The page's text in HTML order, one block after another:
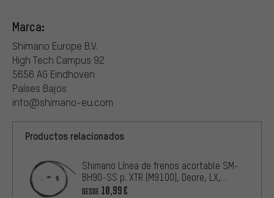
Marca:
Shimano Europe B.V.
High Tech Campus 92
5656 AG Eindhoven
Países Bajos
info@shimano-eu.com
Productos relacionados
Shimano Línea de frenos acortable SM-
BH90-SS p. XTR (M9100), Deore, LX,
MT520
DESDE 10,99€